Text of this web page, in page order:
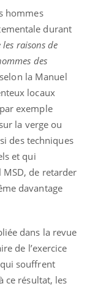
hommes
durant
raisons de
des
la Manuel
locaux
exemple
la verge ou
des techniques
et qui
de retarder
davantage
dans la revue
de l’exercice
souffrent
ce résultat, les